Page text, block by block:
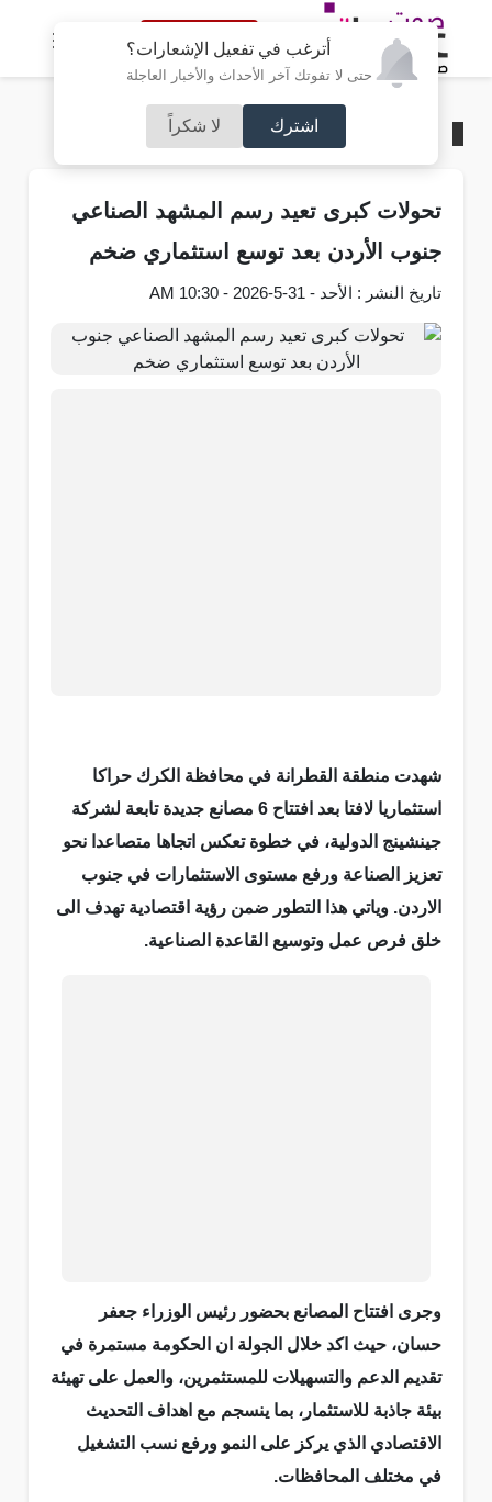
أترغب في تفعيل الإشعارات؟
حتى لا تفوتك آخر الأحداث والأخبار العاجلة
اشترك لا شكراً
النسخة الكاملة
محليات
تحولات كبرى تعيد رسم المشهد الصناعي
جنوب الأردن بعد توسع استثماري ضخم
تاريخ النشر : الأحد - 31-5-2026 - 10:30 AM
شهدت منطقة القطرانة في محافظة الكرك حراكا
استثماريا لافتا بعد افتتاح 6 مصانع جديدة تابعة لشركة
جينشينج الدولية، في خطوة تعكس اتجاها متصاعدا نحو
تعزيز الصناعة ورفع مستوى الاستثمارات في جنوب
الاردن. وياتي هذا التطور ضمن رؤية اقتصادية تهدف الى
خلق فرص عمل وتوسيع القاعدة الصناعية.
وجرى افتتاح المصانع بحضور رئيس الوزراء جعفر
حسان، حيث اكد خلال الجولة ان الحكومة مستمرة في
تقديم الدعم والتسهيلات للمستثمرين، والعمل على تهيئة
بيئة جاذبة للاستثمار، بما ينسجم مع اهداف التحديث
الاقتصادي الذي يركز على النمو ورفع نسب التشغيل
في مختلف المحافظات.